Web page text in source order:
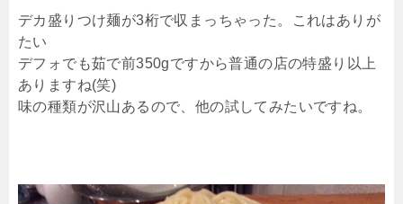
デカ盛りつけ麺が3桁で収まっちゃった。これはありが
たい
デフォでも茹で前350gですから普通の店の特盛り以上
ありますね(笑)
味の種類が沢山あるので、他の試してみたいですね。